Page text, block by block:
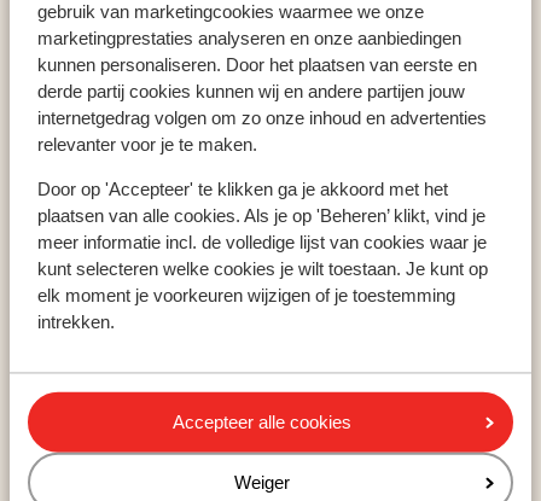
gebruik van marketingcookies waarmee we onze
marketingprestaties analyseren en onze aanbiedingen
kunnen personaliseren. Door het plaatsen van eerste en
derde partij cookies kunnen wij en andere partijen jouw
internetgedrag volgen om zo onze inhoud en advertenties
relevanter voor je te maken.
Door op 'Accepteer' te klikken ga je akkoord met het
plaatsen van alle cookies. Als je op 'Beheren’ klikt, vind je
meer informatie incl. de volledige lijst van cookies waar je
kunt selecteren welke cookies je wilt toestaan. Je kunt op
elk moment je voorkeuren wijzigen of je toestemming
intrekken.
Accepteer alle cookies
Weiger
Portugal
Populaire regio's
Kreta
Zakynthos
Populaire bestemmingen
Albufeira
Over Sunweb